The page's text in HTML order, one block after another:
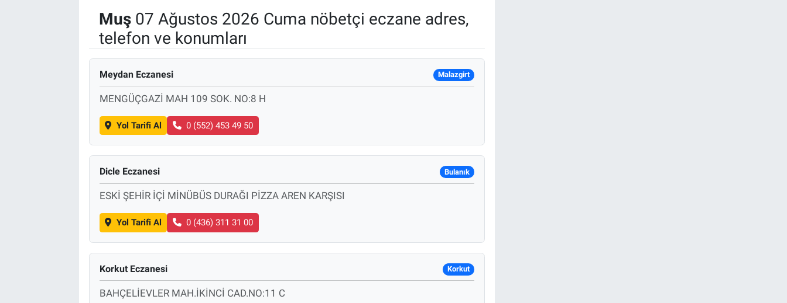
Muş07 Ağustos 2026 Cuma nöbetçi eczane adres,
telefon ve konumları
Meydan Eczanesi Malazgirt
MENGÜÇGAZİ MAH 109 SOK. NO:8 H
Yol Tarifi Al 0 (552) 453 49 50
Dicle Eczanesi Bulanık
ESKİ ŞEHİR İÇİ MİNÜBÜS DURAĞI PİZZA AREN KARŞISI
Yol Tarifi Al 0 (436) 311 31 00
Korkut Eczanesi Korkut
BAHÇELİEVLER MAH.İKİNCİ CAD.NO:11 C
RESMİ İLANLAR